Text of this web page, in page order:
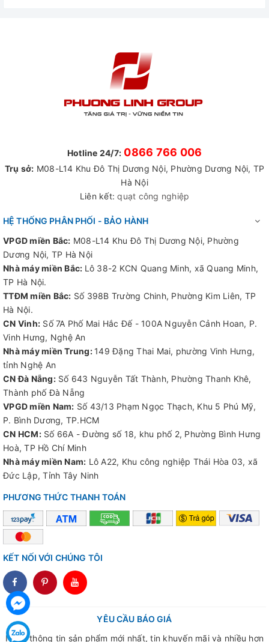
Động cơ của máy bơm nước 3 pha
Động cơ của máy phát điện xoay chiều 3 pha
Động cơ của motor giảm tốc
Động cơ của motor kéo
Máy bơm nước 3 pha: Chuyên cung cấp nước cho dây
chuyền sản xuất, dùng cho nồi hơi, các loại tháp tản nhiệt,
hệ thống hút gió, đặc biệt là hệ thống PCCC,…
xuất phân bón, công nghệ sản xuất sắt thép, motor 3 pha
của máy tời dùng trong xây dựng,…
Motor kéo 3 pha: động cơ 3 pha được sử dụng cho
động cơ của các loại máy bơm nước do nó có tốc độ cao,
…
Phương Linhnhà phân phối các dòng động cơ điện 1 pha, 3
pha chính hãng của nhiều thương hiệu lớn như Hồng Ký, Toàn
Phát, Teco, Hem, Jlem, Galan, Elektrim vvv. Đây đều là
những thương hiệu dẫn đầu trong lĩnh vực sản xuất các
dòng cơ điện phù hợp với các thiết bị quạt công nghiệp, hút
mùi, hút bụi, xử lý nước thải vvv. Phương Linh luôn cam kết
mang đến những sản phẩm tốt nhất cho mỗi công trình
PHƯƠNG LINH - TĂNG GIÁ TRỊ VỮNG NIỀM TIN
Hotline: 18009433
Văn phòng giao dịch: M08-L14 KĐT Dương Nội, Hà
Đông, Hà Nội
Nhà máy: KCN Quang Minh, Mê Linh, Hà Nội
Hotline 24/7: 0866 766 006
Trụ sở: M08-L14 Khu Đô Thị Dương Nội, Phường Dương Nội, TP
Hà Nội
Liên kết:quạt công nghiệp
HỆ THỐNG PHÂN PHỐI - BẢO HÀNH
VPGD miền Bắc: M08-L14 Khu Đô Thị Dương Nội, Phường
Dương Nội, TP Hà Nội
Nhà máy miền Bắc: Lô 38-2 KCN Quang Minh, xã Quang Minh,
TP Hà Nội.
TTĐM miền Bắc: Số 398B Trường Chinh, Phường Kim Liên, TP
Hà Nội.
CN Vinh: Số 7A Phố Mai Hắc Đế - 100A Nguyễn Cảnh Hoan, P.
Vinh Hưng, Nghệ An
Nhà máy miền Trung: 149 Đặng Thai Mai, phường Vinh Hưng,
tỉnh Nghệ An
CN Đà Nẵng:Số 643 Nguyễn Tất Thành, Phường Thanh Khê,
Thành phố Đà Nẵng
VPGD miền Nam: Số 43/13 Phạm Ngọc Thạch, Khu 5 Phú Mỹ,
P. Bình Dương, TP.HCM
CN HCM:Số 66A - Đường số 18, khu phố 2, Phường Bình Hưng
Hoà, TP Hồ Chí Minh
Nhà máy miền Nam: Lô A22, Khu công nghiệp Thái Hòa 03, xã
Đức Lập, Tỉnh Tây Ninh
PHƯƠNG THỨC THANH TOÁN
KẾT NỐI VỚI CHÚNG TÔI
YÊU CẦU BÁO GIÁ
Nhận thông tin sản phẩm mới nhất, tin khuyến mãi và nhiều hơn